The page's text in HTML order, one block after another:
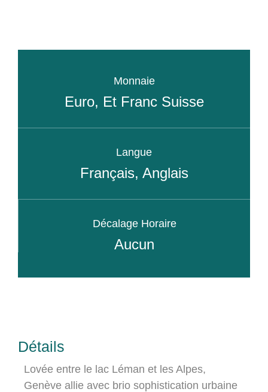
Monnaie
Euro, Et Franc Suisse
Langue
Français, Anglais
Décalage Horaire
Aucun
Détails
Lovée entre le lac Léman et les Alpes,
Genève allie avec brio sophistication urbaine